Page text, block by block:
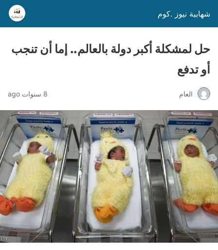
شهابية نيوز .كوم
حل لمشكلة أكبر دولة بالعالم.. إما أن تنجب
أو تدفع
العام 8 سنوات ago